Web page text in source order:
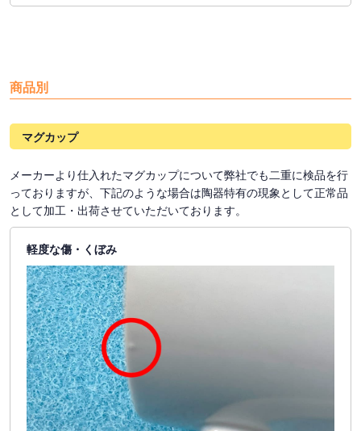
商品別
マグカップ
メーカーより仕入れたマグカップについて弊社でも二重に検品を行
っておりますが、下記のような場合は陶器特有の現象として正常品
として加工・出荷させていただいております。
軽度な傷・くぼみ